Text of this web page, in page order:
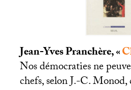
Jean-Yves Pranchère, «
Nos démocraties ne
chefs, selon J.-C.